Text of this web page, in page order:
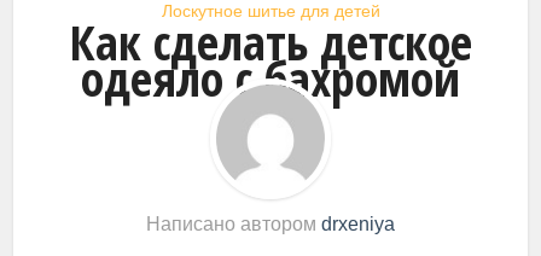
Лоскутное шитье для детей
Как сделать детское
одеяло с бахромой
Написано автором drxeniya